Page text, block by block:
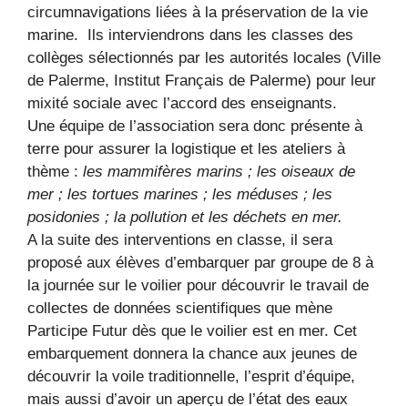
circumnavigations liées à la préservation de la vie
marine. Ils interviendrons dans les classes des
collèges sélectionnés par les autorités locales (Ville
de Palerme, Institut Français de Palerme) pour leur
mixité sociale avec l’accord des enseignants.
Une équipe de l’association sera donc présente à
terre pour assurer la logistique et les ateliers à
thème : les mammifères marins ; les oiseaux de
mer ; les tortues marines ; les méduses ; les
posidonies ; la pollution et les déchets en mer.
A la suite des interventions en classe, il sera
proposé aux élèves d’embarquer par groupe de 8 à
la journée sur le voilier pour découvrir le travail de
collectes de données scientifiques que mène
Participe Futur dès que le voilier est en mer. Cet
embarquement donnera la chance aux jeunes de
découvrir la voile traditionnelle, l’esprit d’équipe,
mais aussi d’avoir un aperçu de l’état des eaux